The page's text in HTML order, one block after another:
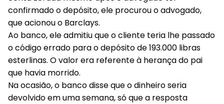
confirmado o depósito, ele procurou o advogado,
que acionou o Barclays.
Ao banco, ele admitiu que o cliente teria lhe passado
o código errado para o depósito de 193.000 libras
esterlinas. O valor era referente à herança do pai
que havia morrido.
Na ocasião, o banco disse que o dinheiro seria
devolvido em uma semana, só que a resposta